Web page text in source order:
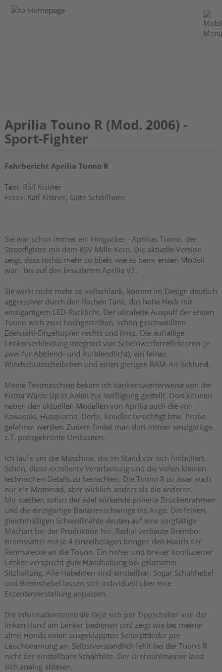
Aprilia Touno R (Mod. 2006) -
Sport-Fighter
Fahrbericht Aprilia Tuono R
Text: Ralf Kistner
Fotos: Ralf Kistner, Gitte Schöllhorn
Sie war schon immer ein Hingucker - Aprilias Tuono, der
Streetfighter mit dem RSV-Mille-Kern. Die aktuelle Version
zeigt, dass nichts mehr so blieb, wie es beim ersten Modell
war - bis auf den bewährten Aprilia V2.
Sie wirkt nicht mehr so vollschlank, kommt im Design deutlich
aggressiver durch den flachen Tank, das hohe Heck mit
einzigartigem LED-Rücklicht. Der ultrafette Auspuff der ersten
Tuono wich zwei hochgestellten, schön geschweißten
Edelstahl-Einzeltöpfen rechts und links. Die auffällige
Lenkerverkleidung integriert vier Scheinwerferreflektoren (je
zwei für Abblend- und Aufblendlicht), ein feines
Windschutzscheibchen und einen gierigen RAM-Air-Schlund.
Meine Testmaschine bekam ich dankenswerterweise von der
Firma Warm Up in Aalen zur Verfügung gestellt. Dort können
neben den aktuellen Modellen von Aprilia auch die von
Kawasaki, Husqvarna, Derbi, Kreidler besichtigt bzw. Probe
gefahren werden. Zudem findet man dort immer einzigartige,
z.T. preisgekrönte Umbauten.
Ich laufe um die Maschine, die im Stand vor sich hinbullert.
Schön, diese exzellente Verarbeitung und die vielen kleinen
technischen Details zu betrachten. Die Tuono R ist zwar auch
nur ein Motorrad, aber wirklich anders als die anderen.
Mir stechen sofort der edel wirkende polierte Brückenrahmen
und die einzigartige Bananenschwinge ins Auge. Die feinen,
gleichmäßigen Schweißnähte deuten auf eine sorgfältige
Machart bei der Produktion hin. Radial verbaute Brembo-
Bremssättel mit je 4 Einzelbelägen bringen den Hauch der
Rennstrecke an die Touno. Ein hoher und breiter konifizierter
Lenker verspricht gute Handhabung bei gelassener
Sitzhaltung. Alle Hebeleien sind einstellbar. Sogar Schalthebel
und Bremshebel lassen sich individuell über eine
Exzenterverstellung anpassen.
Die Informationszentrale lässt sich per Tippschalter von der
linken Hand am Lenker bedienen und zeigt wie bei meiner
alten Honda einen ausgeklappten Seitenständer per
Leuchtwarnung an. Selbstverständlich fehlt bei der Tuono R
nicht der einstellbare Schaltblitz. Der Drehzahlmesser lässt
sich analog ablesen.